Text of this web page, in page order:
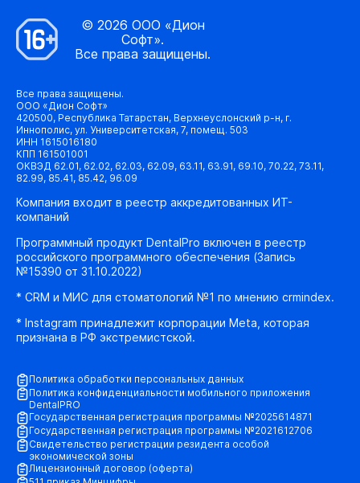
© 2026 ООО «Дион
Софт».
Все права защищены.
Все права защищены.
ООО «Дион Софт»
420500, Республика Татарстан, Верхнеуслонский р-н, г.
Иннополис, ул. Университетская, 7, помещ. 503
ИНН 1615016180
КПП 161501001
ОКВЭД 62.01, 62.02, 62.03, 62.09, 63.11, 63.91, 69.10, 70.22, 73.11,
82.99, 85.41, 85.42, 96.09
Компания входит в реестр аккредитованных ИТ-
компаний
Программный продукт DentalPro включен в реестр
российского программного обеспечения (Запись
№15390 от 31.10.2022)
* CRM и МИС для стоматологий №1 по мнению crmindex.
* Instagram принадлежит корпорации Meta, которая
признана в РФ экстремистской.
Политика обработки персональных данных
Политика конфиденциальности мобильного приложения
DentalPRO
Государственная регистрация программы №2025614871
Государственная регистрация программы №2021612706
Свидетельство регистрации резидента особой
экономической зоны
Лицензионный договор (оферта)